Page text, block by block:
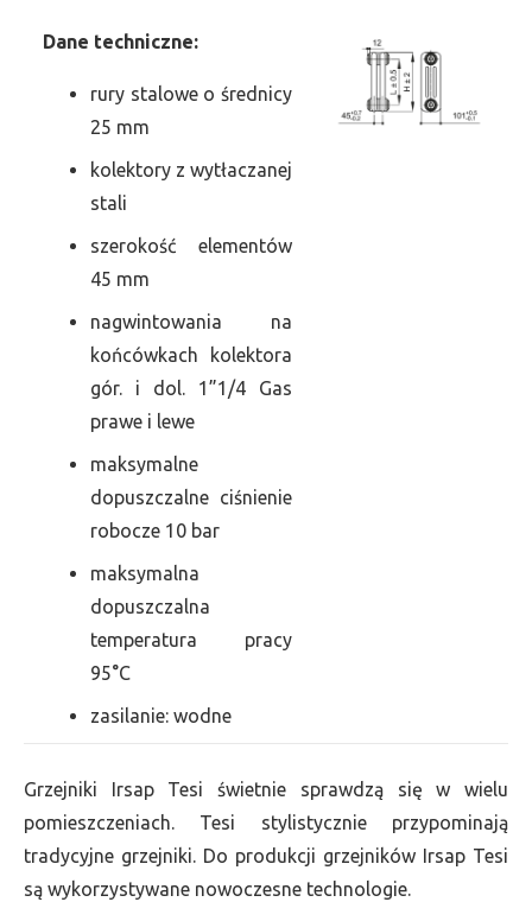
Dane techniczne:
rury stalowe o średnicy
25 mm
kolektory z wytłaczanej
stali
szerokość elementów
45 mm
nagwintowania na
końcówkach kolektora
gór. i dol. 1”1/4 Gas
prawe i lewe
maksymalne
dopuszczalne ciśnienie
robocze 10 bar
maksymalna
dopuszczalna
temperatura pracy
95°C
zasilanie: wodne
Grzejniki Irsap Tesi świetnie sprawdzą się w wielu
pomieszczeniach. Tesi stylistycznie przypominają
tradycyjne grzejniki. Do produkcji grzejników Irsap Tesi
są wykorzystywane nowoczesne technologie.